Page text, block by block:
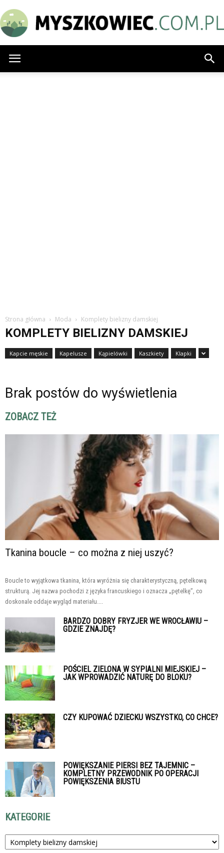
Strona główna Moda Komplety bielizny damskiej
KOMPLETY BIELIZNY DAMSKIEJ
Kapcie męskie Kapelusze Kąpielówki Kaszkiety Klapki
Brak postów do wyświetlenia
ZOBACZ TEŻ
Tkanina boucle – co można z niej uszyć?
Boucle to wyjątkowa tkanina, która wyróżnia się charakterystyczną, pętelkową
strukturą. Jej nazwa pochodzi z języka francuskiego i oznacza „pętelkę”, co
doskonale oddaje wygląd materiału....
BARDZO DOBRY FRYZJER WE WROCŁAWIU –
GDZIE ZNAJDĘ?
POŚCIEL ZIELONA W SYPIALNI MIEJSKIEJ –
JAK WPROWADZIĆ NATURĘ DO BLOKU?
CZY KUPOWAĆ DZIECKU WSZYSTKO, CO CHCE?
POWIĘKSZANIE PIERSI BEZ TAJEMNIC –
KOMPLETNY PRZEWODNIK PO OPERACJI
POWIĘKSZENIA BIUSTU
KATEGORIE
Kategorie